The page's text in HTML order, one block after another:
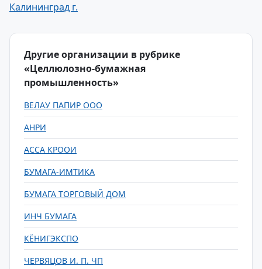
Калининград г.
Другие организации в рубрике
«Целлюлозно-бумажная
промышленность»
ВЕЛАУ ПАПИР ООО
АНРИ
АССА КРООИ
БУМАГА-ИМТИКА
БУМАГА ТОРГОВЫЙ ДОМ
ИНЧ БУМАГА
КЁНИГЭКСПО
ЧЕРВЯЦОВ И. П. ЧП